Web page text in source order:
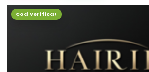
Cod verificat